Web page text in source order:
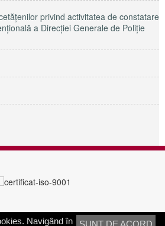
privind activitatea de constatare
a Direcției Generale de Poliție
SUNT DE ACORD
Navigând în